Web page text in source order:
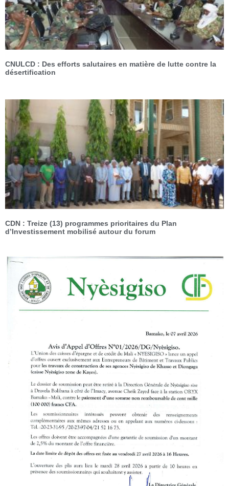
CNULCD : Des efforts salutaires en matière de lutte contre la
désertification
CDN : Treize (13) programmes prioritaires du Plan
d’Investissement mobilisé autour du forum